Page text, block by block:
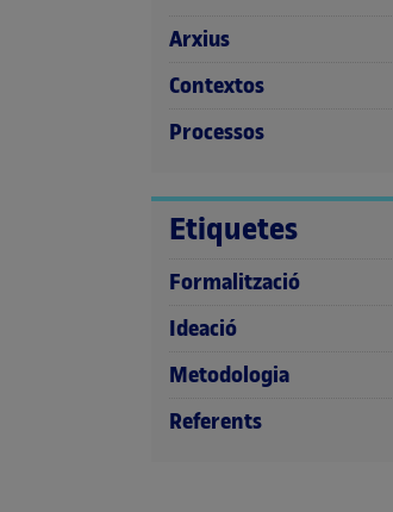
Arxius
Contextos
Processos
Etiquetes
Formalització
Ideació
Metodologia
Referents